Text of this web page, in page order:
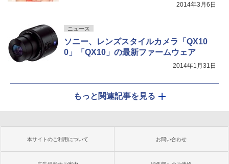
2014年3月6日
ニュース
ソニー、レンズスタイルカメラ「QX10
0」「QX10」の最新ファームウェア
2014年1月31日
もっと関連記事を見る
本サイトのご利用について お問い合わせ